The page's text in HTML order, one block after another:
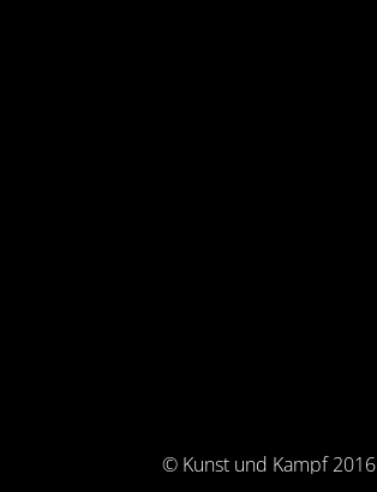
© Kunst und Kampf 2016